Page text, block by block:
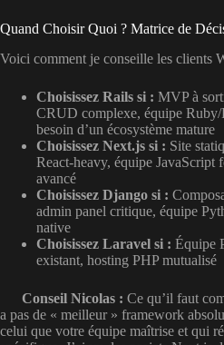
Quand Choisir Quoi ? Matrice de
Voici comment je conseille les clients
Choisissez Rails si : MVP à
CRUD complexe, équipe
besoin d’un écosystème mature
Choisissez Next.js si : Site
React-heavy, équipe JavaScript
avancé
Choisissez Django si :
admin panel critique, équipe
native
Choisissez Laravel si : Équipe
existant, hosting PHP mutualisé
Conseil Nicolas : Ce qu’il faut
a pas de « meilleur » framework
celui que votre équipe maîtrise et qui